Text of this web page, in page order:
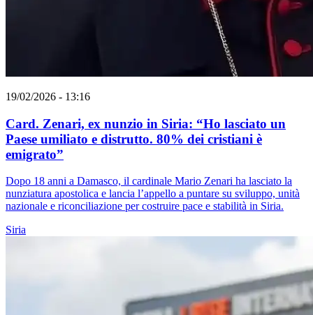
19/02/2026 - 13:16
Card. Zenari, ex nunzio in Siria: “Ho lasciato un
Paese umiliato e distrutto. 80% dei cristiani è
emigrato”
Dopo 18 anni a Damasco, il cardinale Mario Zenari ha lasciato la
nunziatura apostolica e lancia l’appello a puntare su sviluppo, unità
nazionale e riconciliazione per costruire pace e stabilità in Siria.
Siria